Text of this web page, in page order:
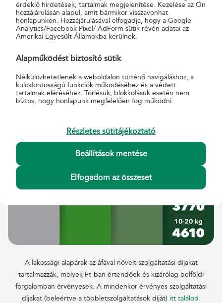
ÁRAK
lakossági ügyfelek részére
A lakossági alapárak az áfával növelt szolgáltatási díjakat
tartalmazzák, melyek Ft-ban értendőek és kizárólag belföldi
forgalomban érvényesek. A mindenkor érvényes szolgáltatási
díjakat (beleértve a többletszolgáltatások díját) itt találod.
érdeklő hirdetések, tartalmak megjelenítése. Kezelése az Ön
hozzájárulásán alapul, amit bármikor visszavonhat
honlapunkon. Hozzájárulásával elfogadja, hogy a Google
Analytics/Facebook Pixel/ AdForm sütik révén adatai az
Amerikai Egyesült Államokba kerülnek.
Alapműködést biztosító sütik
Nélkülözhetetlenek a weboldalon történő navigáláshoz, a
kulcsfontosságú funkciók működéséhez és a védett
tartalmak eléréséhez. Törlésük, blokkolásuk esetén nem
biztos, hogy honlapunk megfelelően fog működni.
Részletes sütitájékoztató
Beállítások mentése
Elfogadom az összeset